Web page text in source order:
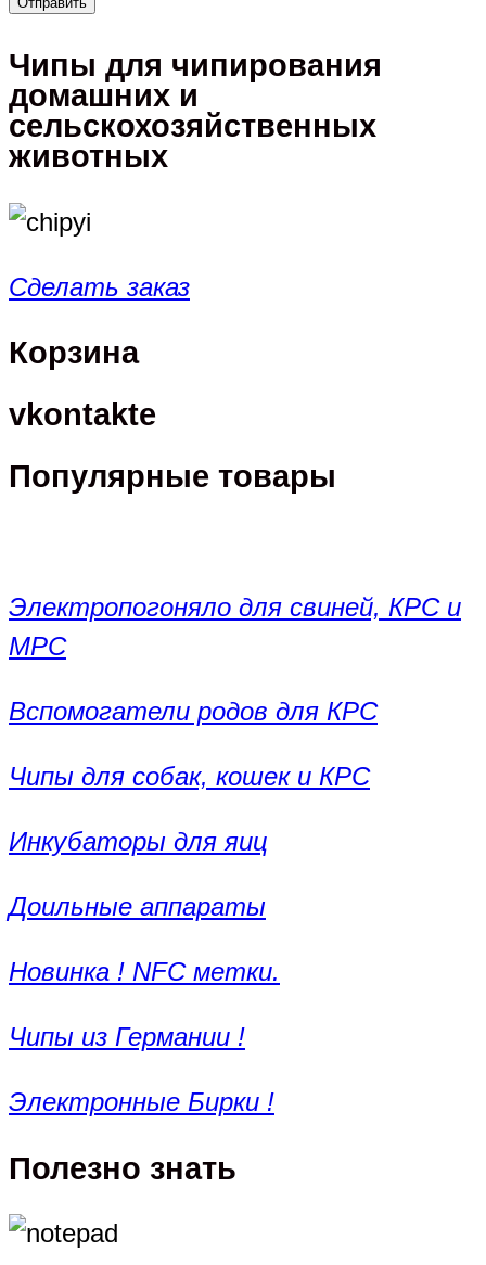
Чипы для чипирования
домашних и
сельскохозяйственных
животных
Сделать заказ
Корзина
vkontakte
Популярные товары
Электропогоняло для свиней, КРС и
МРС
Вспомогатели родов для КРС
Чипы для собак, кошек и КРС
Инкубаторы для яиц
Доильные аппараты
Новинка ! NFC метки.
Чипы из Германии !
Электронные Бирки !
Полезно знать